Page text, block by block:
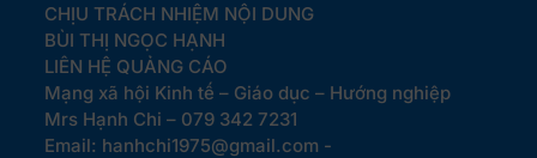
CHỊU TRÁCH NHIỆM NỘI DUNG
BÙI THỊ NGỌC HẠNH
LIÊN HỆ QUẢNG CÁO
Mạng xã hội Kinh tế – Giáo dục – Hướng nghiệp
Mrs Hạnh Chi – 079 342 7231
Email: hanhchi1975@gmail.com -